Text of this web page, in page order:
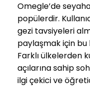
Omegle’de
popülerdir.
gezi tavsiyeleri
paylaşmak için
Farklı ülkelerden
açılarına sahip
ilgi çekici ve